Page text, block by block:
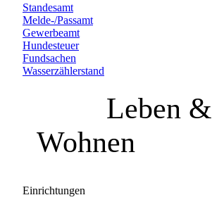
Standesamt
Melde-/Passamt
Gewerbeamt
Hundesteuer
Fundsachen
Wasserzählerstand
Leben &
Wohnen
Einrichtungen